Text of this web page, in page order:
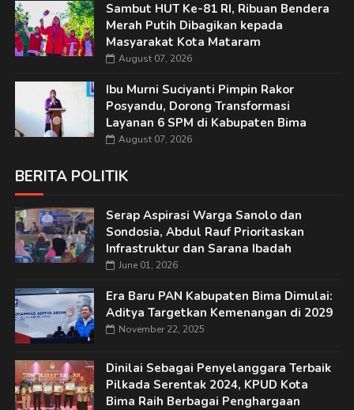
Sambut HUT Ke-81 RI, Ribuan Bendera
Merah Putih Dibagikan kepada
Masyarakat Kota Mataram
August 07, 2026
Ibu Murni Suciyanti Pimpin Rakor
Posyandu, Dorong Transformasi
Layanan 6 SPM di Kabupaten Bima
August 07, 2026
BERITA POLITIK
Serap Aspirasi Warga Sanolo dan
Sondosia, Abdul Rauf Prioritaskan
Infrastruktur dan Sarana Ibadah
June 01, 2026
Era Baru PAN Kabupaten Bima Dimulai:
Aditya Targetkan Kemenangan di 2029
November 22, 2025
Dinilai Sebagai Penyelanggara Terbaik
Pilkada Serentak 2024, KPUD Kota
Bima Raih Berbagai Penghargaan